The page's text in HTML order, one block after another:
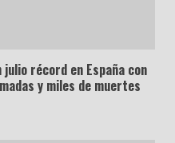
récord en España con
y miles de muertes